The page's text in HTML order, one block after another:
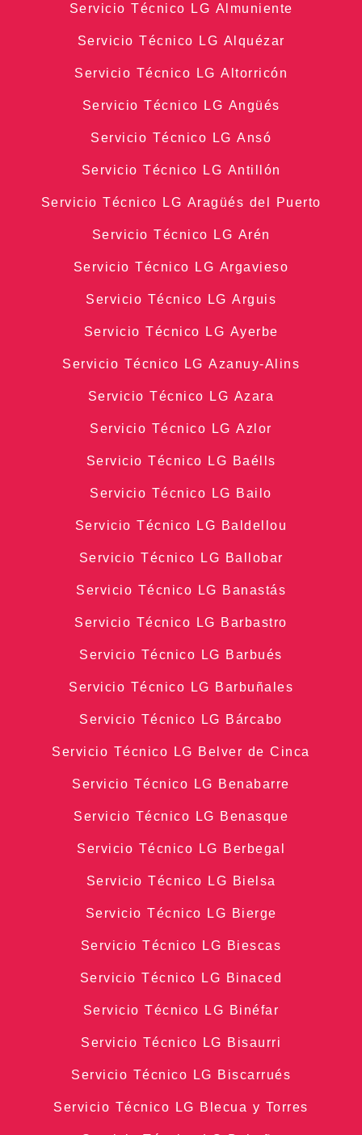
Servicio Técnico LG Almuniente
Servicio Técnico LG Alquézar
Servicio Técnico LG Altorricón
Servicio Técnico LG Angüés
Servicio Técnico LG Ansó
Servicio Técnico LG Antillón
Servicio Técnico LG Aragüés del Puerto
Servicio Técnico LG Arén
Servicio Técnico LG Argavieso
Servicio Técnico LG Arguis
Servicio Técnico LG Ayerbe
Servicio Técnico LG Azanuy-Alins
Servicio Técnico LG Azara
Servicio Técnico LG Azlor
Servicio Técnico LG Baélls
Servicio Técnico LG Bailo
Servicio Técnico LG Baldellou
Servicio Técnico LG Ballobar
Servicio Técnico LG Banastás
Servicio Técnico LG Barbastro
Servicio Técnico LG Barbués
Servicio Técnico LG Barbuñales
Servicio Técnico LG Bárcabo
Servicio Técnico LG Belver de Cinca
Servicio Técnico LG Benabarre
Servicio Técnico LG Benasque
Servicio Técnico LG Berbegal
Servicio Técnico LG Bielsa
Servicio Técnico LG Bierge
Servicio Técnico LG Biescas
Servicio Técnico LG Binaced
Servicio Técnico LG Binéfar
Servicio Técnico LG Bisaurri
Servicio Técnico LG Biscarrués
Servicio Técnico LG Blecua y Torres